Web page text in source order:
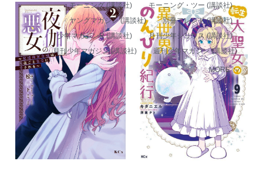
モーニング (講談社)
モーニング・ツー (講談社)
ヤングマガジン (講談社)
別冊フレンド (講談社)
少年マガジンR (講談社)
月刊少年シリウス (講談社)
月刊少年マガジン (講談社)
週刊少年マガジン (講談社)
MORE